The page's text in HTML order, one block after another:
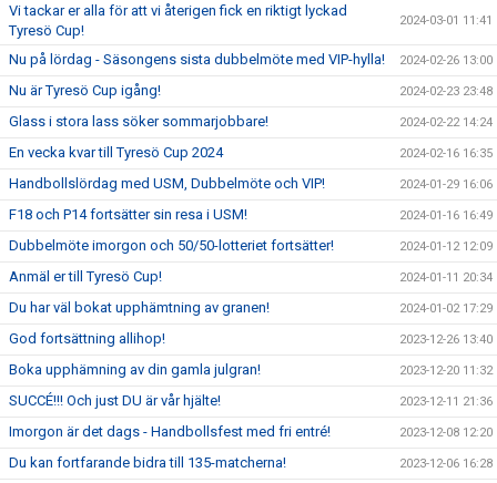
Vi tackar er alla för att vi återigen fick en riktigt lyckad
Tyresö Cup!
2024-03-01 11:41
Nu på lördag - Säsongens sista dubbelmöte med VIP-hylla! 2024-02-26 13:00
Nu är Tyresö Cup igång! 2024-02-23 23:48
Glass i stora lass söker sommarjobbare! 2024-02-22 14:24
En vecka kvar till Tyresö Cup 2024 2024-02-16 16:35
Handbollslördag med USM, Dubbelmöte och VIP! 2024-01-29 16:06
F18 och P14 fortsätter sin resa i USM! 2024-01-16 16:49
Dubbelmöte imorgon och 50/50-lotteriet fortsätter! 2024-01-12 12:09
Anmäl er till Tyresö Cup! 2024-01-11 20:34
Du har väl bokat upphämtning av granen! 2024-01-02 17:29
God fortsättning allihop! 2023-12-26 13:40
Boka upphämning av din gamla julgran! 2023-12-20 11:32
SUCCÉ!!! Och just DU är vår hjälte! 2023-12-11 21:36
Imorgon är det dags - Handbollsfest med fri entré! 2023-12-08 12:20
Du kan fortfarande bidra till 135-matcherna! 2023-12-06 16:28